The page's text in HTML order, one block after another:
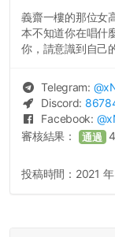
義齋一樓的那位女
本不知道你在唱什
你，請意識到自己
Telegram: @
Discord:
Facebook: @
審核結果： 通過 4
投稿時間： 2021